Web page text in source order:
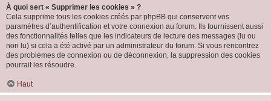
À quoi sert « Supprimer les cookies » ?
Cela supprime tous les cookies créés par phpBB qui conservent vos
paramètres d’authentification et votre connexion au forum. Ils fournissent aussi
des fonctionnalités telles que les indicateurs de lecture des messages (lu ou
non lu) si cela a été activé par un administrateur du forum. Si vous rencontrez
des problèmes de connexion ou de déconnexion, la suppression des cookies
pourrait les résoudre.
Haut